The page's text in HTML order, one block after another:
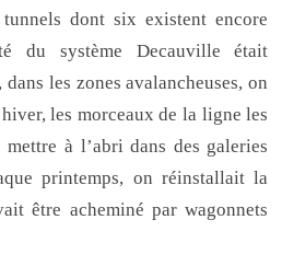
dont six existent encore
du système Decauville était
les zones avalancheuses, on
les morceaux de la ligne les
à l’abri dans des galeries
printemps, on réinstallait la
être acheminé par wagonnets